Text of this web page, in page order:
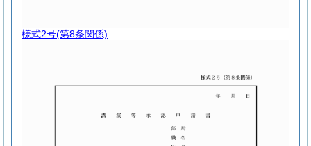
様式2号(第8条関係)